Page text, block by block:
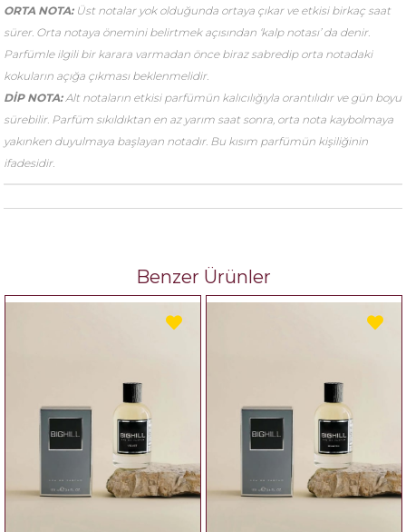
ORTA NOTA: Üst notalar yok olduğunda ortaya çıkar ve etkisi birkaç saat
sürer. Orta notaya önemini belirtmek açısından ‘kalp notası’ da denir.
Parfümle ilgili bir karara varmadan önce biraz sabredip orta notadaki
kokuların açığa çıkması beklenmelidir.
DİP NOTA: Alt notaların etkisi parfümün kalıcılığıyla orantılıdır ve gün boyu
sürebilir. Parfüm sıkıldıktan en az yarım saat sonra, orta nota kaybolmaya
yakınken duyulmaya başlayan notadır. Bu kısım parfümün kişiliğinin
ifadesidir.
Benzer Ürünler